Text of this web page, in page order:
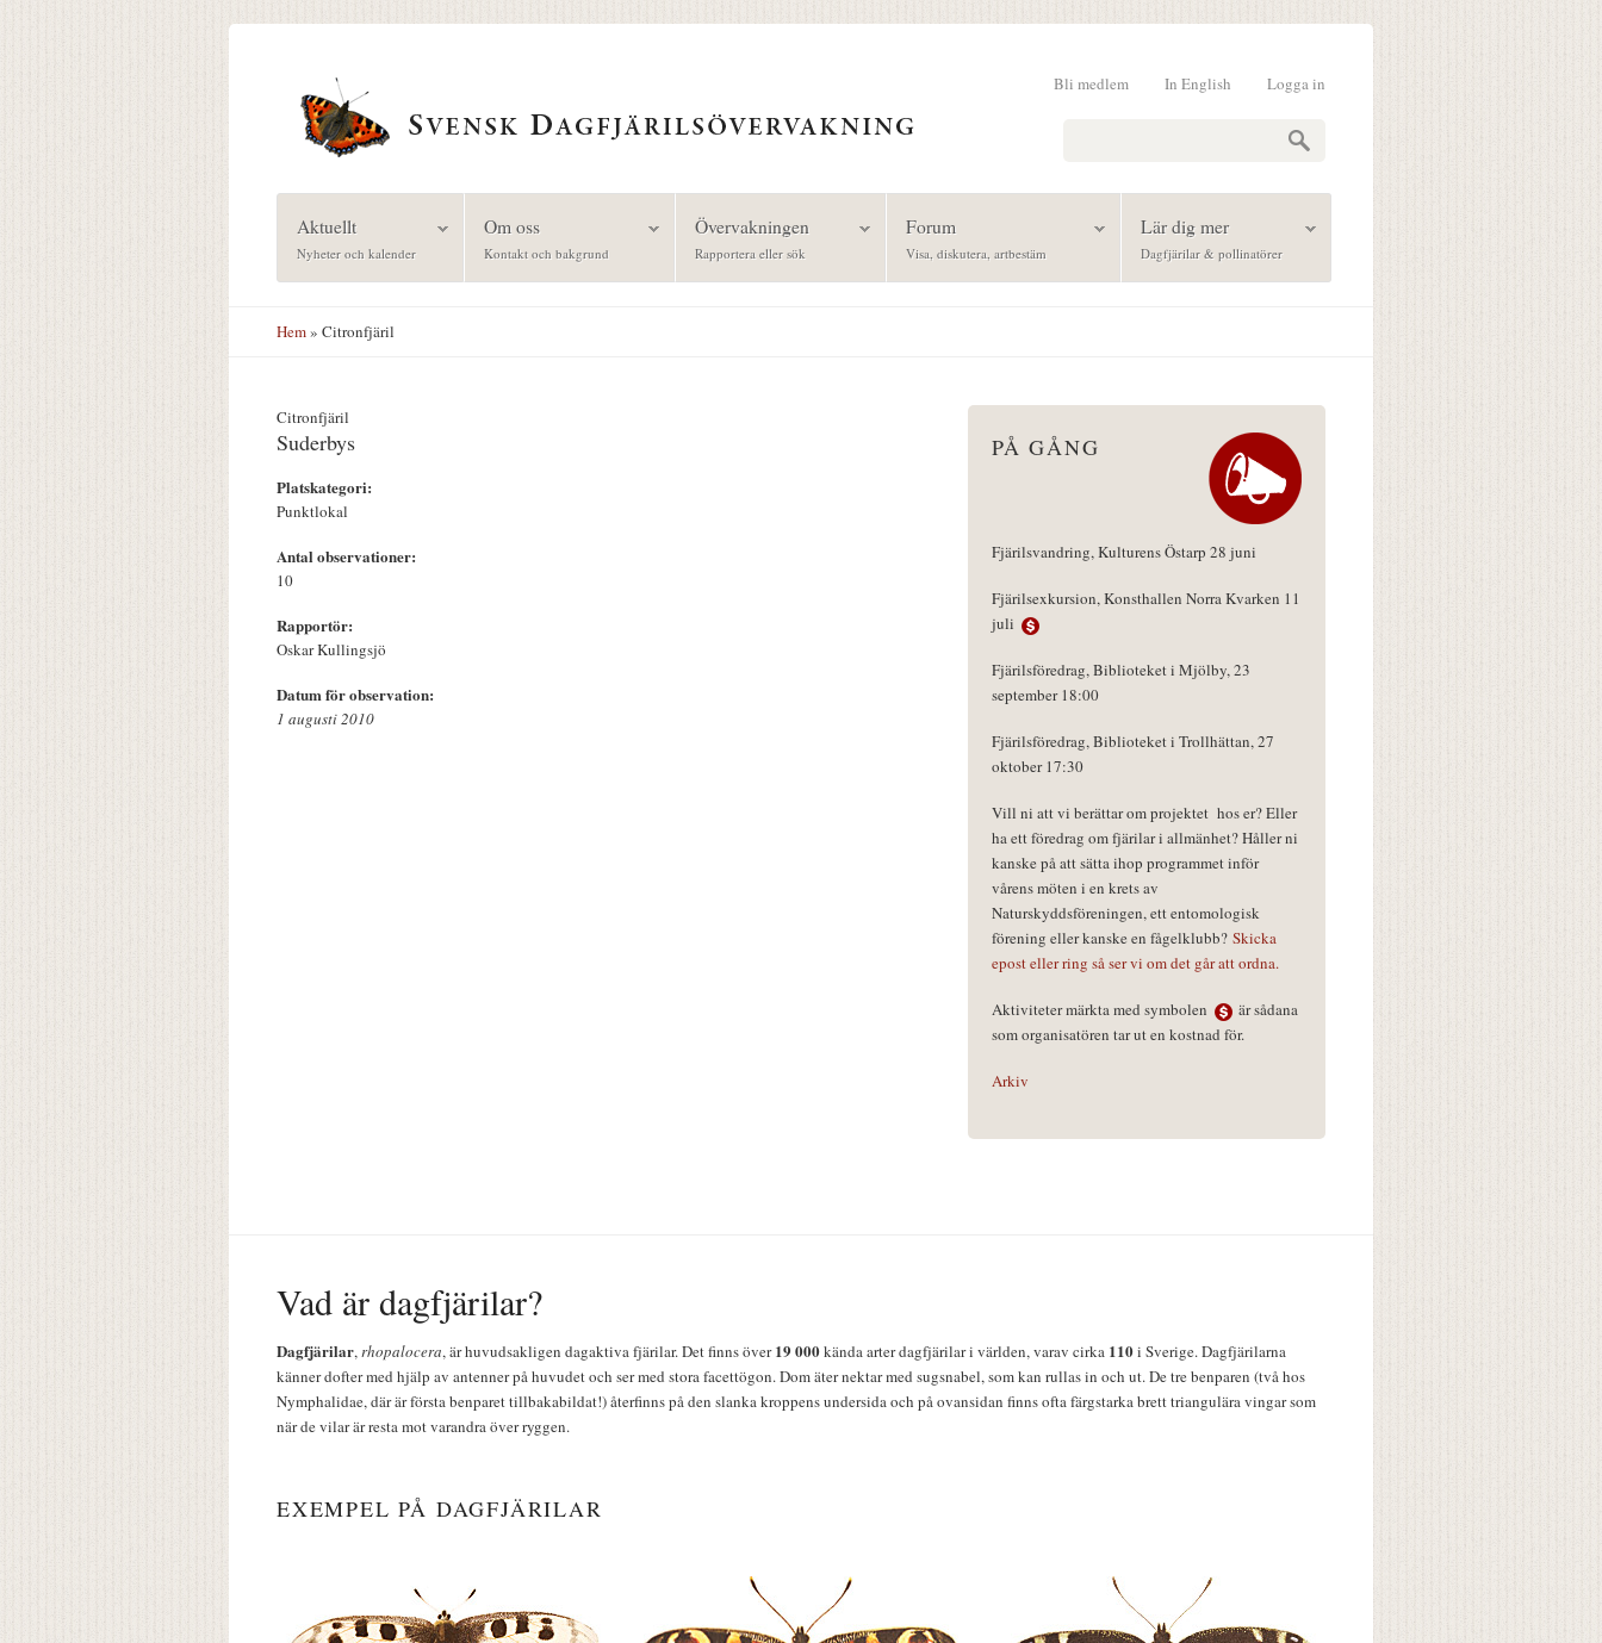
Logga in
In English
Bli medlem
Aktuellt
Nyheter och kalender
Om oss
Kontakt och bakgrund
Övervakningen
Rapportera eller sök
Forum
Visa, diskutera, artbestäm
Lär dig mer
Dagfjärilar & pollinatörer
Hem» Citronfjäril
Citronfjäril
Suderbys
Platskategori:
Punktlokal
Antal observationer:
10
Rapportör:
Oskar Kullingsjö
Datum för observation:
1 augusti 2010
PÅ GÅNG
Fjärilsvandring, Kulturens Östarp 28 juni
Fjärilsexkursion, Konsthallen Norra Kvarken 11
juli
Fjärilsföredrag, Biblioteket i Mjölby, 23
september 18:00
Fjärilsföredrag, Biblioteket i Trollhättan, 27
oktober 17:30
Vill ni att vi berättar om projektet hos er? Eller
ha ett föredrag om fjärilar i allmänhet? Håller ni
kanske på att sätta ihop programmet inför
vårens möten i en krets av
Naturskyddsföreningen, ett entomologisk
förening eller kanske en fågelklubb? Skicka
epost eller ring så ser vi om det går att ordna.
Aktiviteter märkta med symbolen
är sådana
som organisatören tar ut en kostnad för.
Arkiv
Vad är dagfjärilar?
Dagfjärilar,rhopalocera, är huvudsakligen dagaktiva fjärilar. Det finns över19 000kända arter dagfjärilar i världen, varav cirka 110i Sverige. Dagfjärilarna
känner dofter med hjälp av antenner på huvudet och ser med stora facettögon. Dom äter nektar med sugsnabel, som kan rullas in och ut. De tre benparen (två hos
Nymphalidae, där är första benparet tillbakabildat!) återfinns på den slanka kroppens undersida och på ovansidan finns ofta färgstarka brett triangulära vingar som
när de vilar är resta mot varandra över ryggen.
EXEMPEL PÅ DAGFJÄRILAR